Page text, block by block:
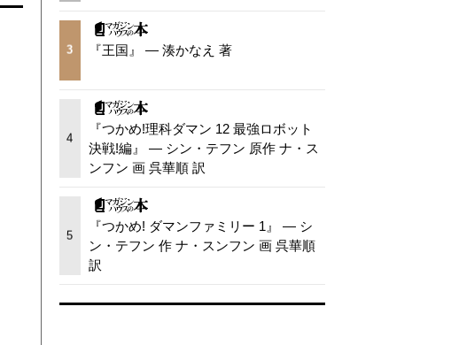
3 『王国』 — 湊かなえ 著
4
『つかめ!理科ダマン 12 最強ロボット
決戦!編』 — シン・テフン 原作 ナ・ス
ンフン 画 呉華順 訳
5
『つかめ! ダマンファミリー 1』 — シ
ン・テフン 作 ナ・スンフン 画 呉華順
訳